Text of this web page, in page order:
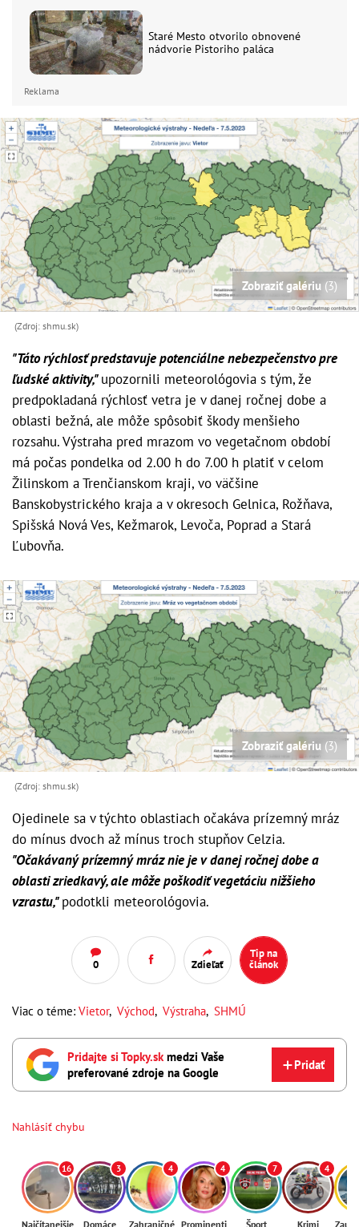
Staré Mesto otvorilo obnovené
nádvorie Pistoriho paláca
Reklama
Zobraziť galériu (3)
(Zdroj: shmu.sk)
"Táto rýchlosť predstavuje potenciálne nebezpečenstvo pre
ľudské aktivity,"upozornili meteorológovia s tým, že
predpokladaná rýchlosť vetra je v danej ročnej dobe a
oblasti bežná, ale môže spôsobiť škody menšieho
rozsahu. Výstraha pred mrazom vo vegetačnom období
má počas pondelka od 2.00 h do 7.00 h platiť v celom
Žilinskom a Trenčianskom kraji, vo väčšine
Banskobystrického kraja a v okresoch Gelnica, Rožňava,
Spišská Nová Ves, Kežmarok, Levoča, Poprad a Stará
Ľubovňa.
Zobraziť galériu (3)
(Zdroj: shmu.sk)
Ojedinele sa v týchto oblastiach očakáva prízemný mráz
do mínus dvoch až mínus troch stupňov Celzia.
"Očakávaný prízemný mráz nie je v danej ročnej dobe a
oblasti zriedkavý, ale môže poškodiť vegetáciu nižšieho
vzrastu,"podotkli meteorológovia.
0 Zdieľať
Tip na
článok
Viac o téme: Vietor, Východ, Výstraha, SHMÚ
Pridajte si Topky.sk medzi Vaše
preferované zdroje na Google
Pridať
Nahlásiť chybu
16
Najčítanejšie
3
Domáce
4
Zahraničné
4
Prominenti
7
Šport
4
Krimi